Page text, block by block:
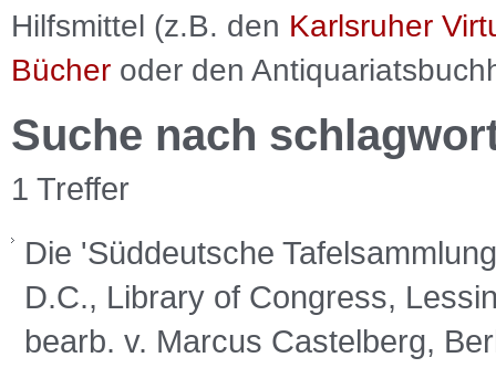
Hilfsmittel (z.B. den Karlsruher
Bücher oder den
Suche nach
1 Treffer
Die 'Süddeutsche
D.C., Library of Congress,
bearb. v. Marcus Castelberg,